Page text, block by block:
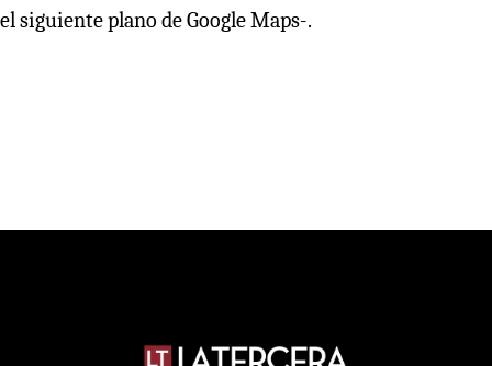
el siguiente plano de Google Maps-.